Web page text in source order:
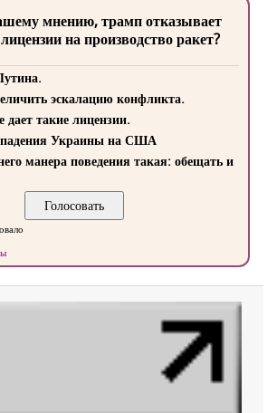
мнению, трамп отказывает
на производство ракет?
эскалацию конфликта.
такие лицензии.
Украины на США
манера поведения такая: обещать и